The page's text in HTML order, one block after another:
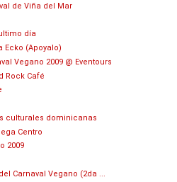
de Viña del Mar
día
Ecko (Apoyalo)
Vegano 2009 @ Eventours
Rock Café
culturales dominicanas
Centro
2009
Carnaval Vegano (2da ...